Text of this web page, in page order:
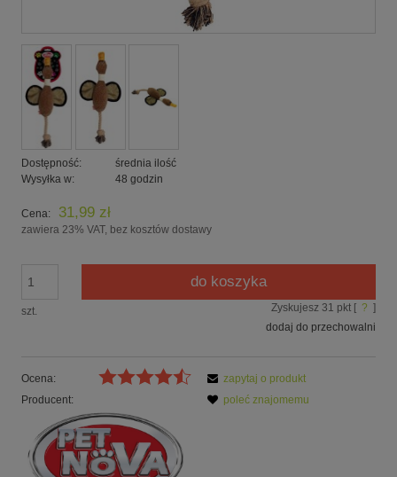
Dostępność:
średnia ilość
Wysyłka w:
48 godzin
Cena: 31,99 zł
zawiera 23% VAT, bez kosztów dostawy
szt.
do koszyka
Zyskujesz 31 pkt [ ? ]
dodaj do przechowalni
Ocena:
Producent:
zapytaj o produkt
poleć znajomemu